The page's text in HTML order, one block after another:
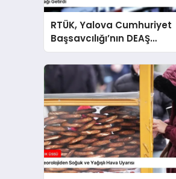
RTÜK, Yalova Cumhuriyet
Başsavcılığı’nın DEAŞ
Operasyonuyla İlgili Yayın
Yasağı Getirdi